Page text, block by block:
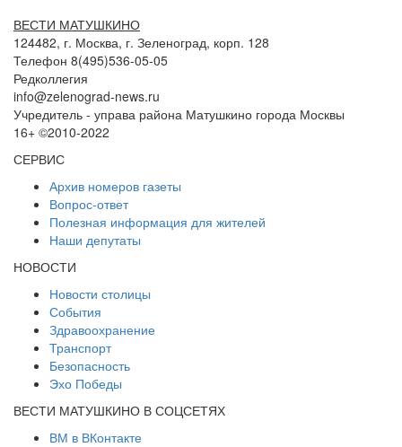
ВЕСТИ МАТУШКИНО
124482, г. Москва, г. Зеленоград, корп. 128
Телефон 8(495)536-05-05
Редколлегия
info@zelenograd-news.ru
Учредитель - управа района Матушкино города Москвы
16+ ©2010-2022
СЕРВИС
Архив номеров газеты
Вопрос-ответ
Полезная информация для жителей
Наши депутаты
НОВОСТИ
Новости столицы
События
Здравоохранение
Транспорт
Безопасность
Эхо Победы
ВЕСТИ МАТУШКИНО В СОЦСЕТЯХ
ВМ в ВКонтакте